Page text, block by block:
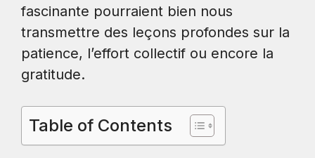
fascinante pourraient bien nous
transmettre des leçons profondes sur la
patience, l’effort collectif ou encore la
gratitude.
Table of Contents